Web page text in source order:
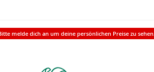
melde dich an um deine persönlichen Preise zu sehen.